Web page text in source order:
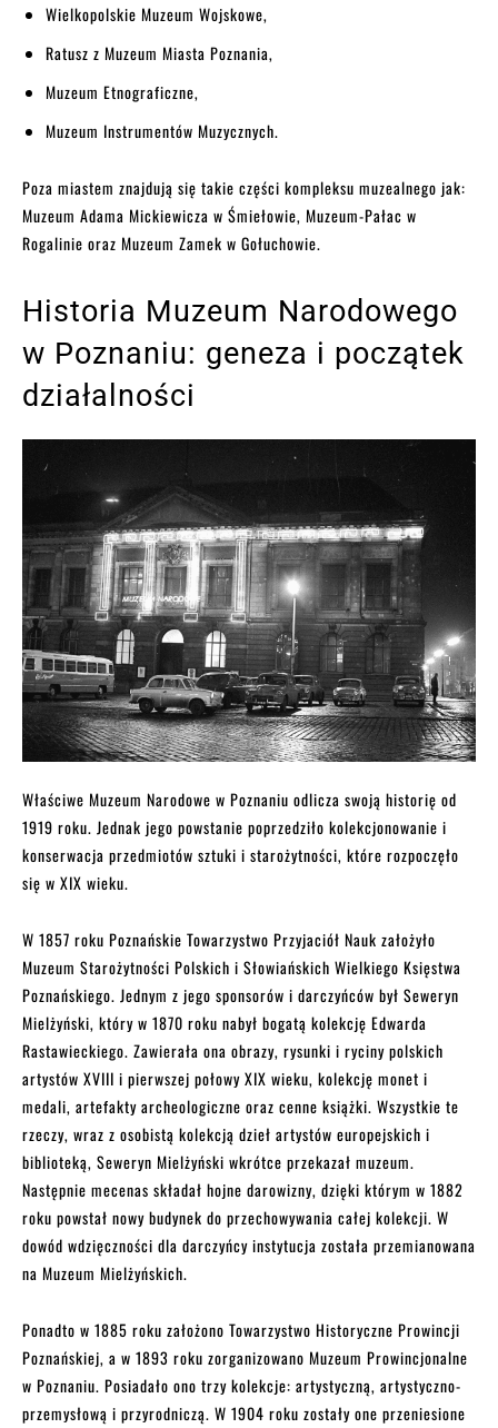
Wielkopolskie Muzeum Wojskowe,
Ratusz z Muzeum Miasta Poznania,
Muzeum Etnograficzne,
Muzeum Instrumentów Muzycznych.
Poza miastem znajdują się takie części kompleksu muzealnego jak:
Muzeum Adama Mickiewicza w Śmiełowie, Muzeum-Pałac w
Rogalinie oraz Muzeum Zamek w Gołuchowie.
Historia Muzeum Narodowego
w Poznaniu: geneza i początek
działalności
Właściwe Muzeum Narodowe w Poznaniu odlicza swoją historię od
1919 roku. Jednak jego powstanie poprzedziło kolekcjonowanie i
konserwacja przedmiotów sztuki i starożytności, które rozpoczęło
się w XIX wieku.
W 1857 roku Poznańskie Towarzystwo Przyjaciół Nauk założyło
Muzeum Starożytności Polskich i Słowiańskich Wielkiego Księstwa
Poznańskiego. Jednym z jego sponsorów i darczyńców był Seweryn
Mielżyński, który w 1870 roku nabył bogatą kolekcję Edwarda
Rastawieckiego. Zawierała ona obrazy, rysunki i ryciny polskich
artystów XVIII i pierwszej połowy XIX wieku, kolekcję monet i
medali, artefakty archeologiczne oraz cenne książki. Wszystkie te
rzeczy, wraz z osobistą kolekcją dzieł artystów europejskich i
biblioteką, Seweryn Mielżyński wkrótce przekazał muzeum.
Następnie mecenas składał hojne darowizny, dzięki którym w 1882
roku powstał nowy budynek do przechowywania całej kolekcji. W
dowód wdzięczności dla darczyńcy instytucja została przemianowana
na Muzeum Mielżyńskich.
Ponadto w 1885 roku założono Towarzystwo Historyczne Prowincji
Poznańskiej, a w 1893 roku zorganizowano Muzeum Prowincjonalne
w Poznaniu. Posiadało ono trzy kolekcje: artystyczną, artystyczno-
przemysłową i przyrodniczą. W 1904 roku zostały one przeniesione